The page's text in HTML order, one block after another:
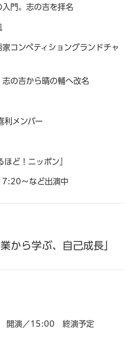
門。志の吉を拝名
コンペティショングランドチャ
の吉から晴の輔へ改名
利メンバー
ど！ニッポン』
～など出演中
から学ぶ、自己成長」
演／15:00 終演予定